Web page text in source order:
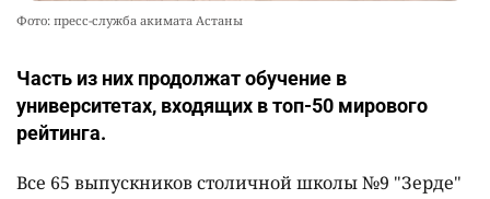
Фото: пресс-служба акимата Астаны
Часть из них продолжат обучение в
университетах, входящих в топ-50 мирового
рейтинга.
Все 65 выпускников столичной школы №9 "Зерде"